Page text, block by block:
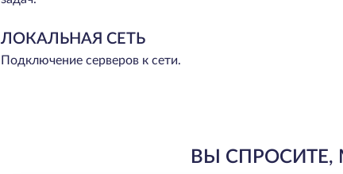
ЛОКАЛЬНАЯ СЕТЬ
Подключение серверов к сети.
ВЫ